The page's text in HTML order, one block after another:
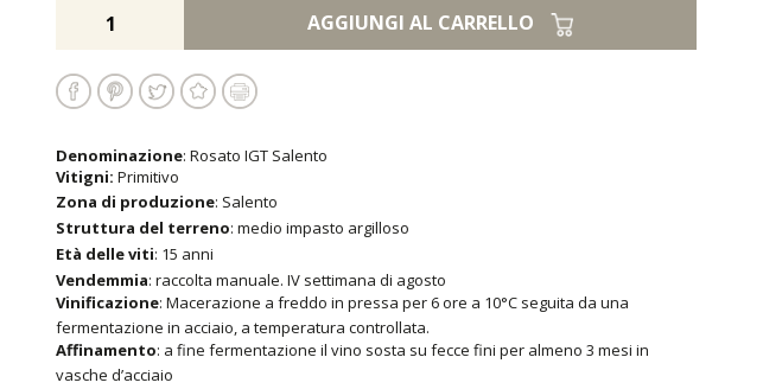
AGGIUNGI AL CARRELLO
Denominazione: Rosato IGT Salento
Vitigni: Primitivo
Zona di produzione: Salento
Struttura del terreno: medio impasto argilloso
Età delle viti: 15 anni
Vendemmia: raccolta manuale. IV settimana di agosto
Vinificazione: Macerazione a freddo in pressa per 6 ore a 10°C seguita da una
fermentazione in acciaio, a temperatura controllata.
Affinamento: a fine fermentazione il vino sosta su fecce fini per almeno 3 mesi in
vasche d’acciaio